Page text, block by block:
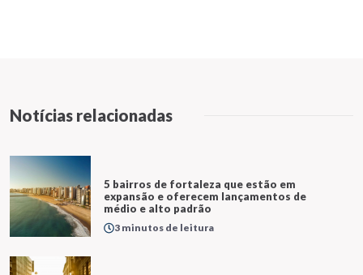
Notícias relacionadas
5 bairros de fortaleza que estão em
expansão e oferecem lançamentos de
médio e alto padrão
3 minutos de leitura